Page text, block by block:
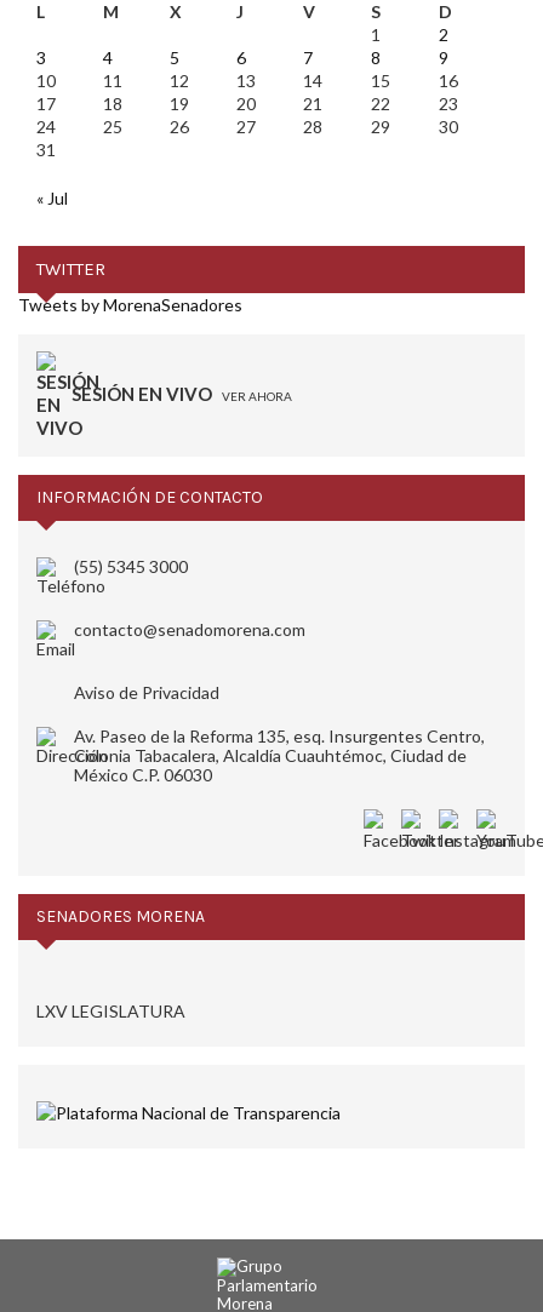
L
M X J V S
D
1
2
3
4 5 6 7 8
9
10
11 12 13 14 15
16
17
18 19 20 21 22
23
24
25 26 27 28 29
30
31
« Jul
TWITTER
Tweets by MorenaSenadores
SESIÓN EN VIVO VER AHORA
INFORMACIÓN DE CONTACTO
(55) 5345 3000
contacto@senadomorena.com
Aviso de Privacidad
Av. Paseo de la Reforma 135, esq. Insurgentes Centro,
Colonia Tabacalera, Alcaldía Cuauhtémoc, Ciudad de
México C.P. 06030
SENADORES MORENA
LXV LEGISLATURA